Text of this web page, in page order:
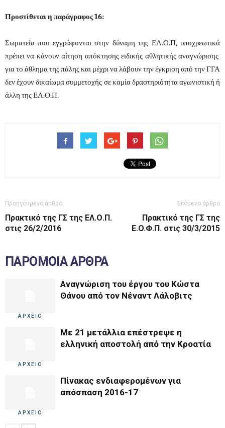
Προστίθεται η παράγραφος 16:
Σωματεία που εγγράφονται στην δύναμη της ΕΛ.Ο.Π, υποχρεωτικά
πρέπει να κάνουν αίτηση απόκτησης ειδικής αθλητικής αναγνώρισης
για το άθλημα της πάλης και μέχρι να λάβουν την έγκριση από την ΓΓΑ
δεν έχουν δικαίωμα συμμετοχής σε καμία δραστηριότητα αγωνιστική ή
άλλη της ΕΛ.Ο.Π.
Προηγούμενο άρθρο
Πρακτικό της ΓΣ της ΕΛ.Ο.Π.
στις 26/2/2016
Επόμενο άρθρο
Πρακτικό της ΓΣ της
E.O.Φ.Π. στις 30/3/2015
ΠΑΡΟΜΟΙΑ ΑΡΘΡΑ
ΑΡΧΕΙΟ
Αναγνώριση του έργου του Κώστα
Θάνου από τον Νέναντ Λάλοβιτς
ΑΡΧΕΙΟ
Με 21 μετάλλια επέστρεψε η
ελληνική αποστολή από την Κροατία
ΑΡΧΕΙΟ
Πίνακας ενδιαφερομένων για
απόσπαση 2016-17